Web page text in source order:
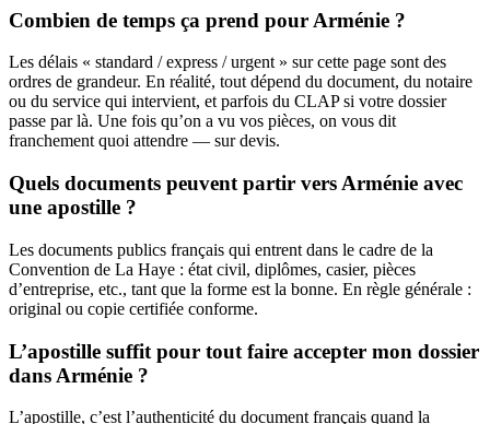
Combien de temps ça prend pour Arménie ?
Les délais « standard / express / urgent » sur cette page sont des
ordres de grandeur. En réalité, tout dépend du document, du notaire
ou du service qui intervient, et parfois du CLAP si votre dossier
passe par là. Une fois qu’on a vu vos pièces, on vous dit
franchement quoi attendre — sur devis.
Quels documents peuvent partir vers Arménie avec
une apostille ?
Les documents publics français qui entrent dans le cadre de la
Convention de La Haye : état civil, diplômes, casier, pièces
d’entreprise, etc., tant que la forme est la bonne. En règle générale :
original ou copie certifiée conforme.
L’apostille suffit pour tout faire accepter mon dossier
dans Arménie ?
L’apostille, c’est l’authenticité du document français quand la